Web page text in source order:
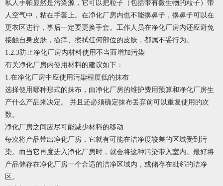
私人手帕显然是污染源，它可以把粒子（包括带有微生物的粒子）带
人空气中，粘在手套上。在净化厂房内也不能擤鼻子，擤鼻子可以在
更衣区进行，事后一定要更换手套。工作人员在净化厂房内还应避免
接触自身皮肤，搔痒、擦拭任何部位的皮肤，都属不妥行为。
1.2.3防止净化厂房内材料使用不当而增加污染
有关净化厂房内使用材料的建议如下：
1.在净化厂房中应使用污染程度低的抹布
选择使用哪种形式的抹布，由净化厂房的维护费用预算和净化厂房生
产什么产品来决定。 并且还必须确定抹布丢弃前可以重复使用的次
数。
净化厂房之间应尽可能减少材料的移动
每次将产品带出净化厂房，它就有可能在洁净度较差的区域受到污
染。而当它再度进入净化厂房时，就会将这种污染带入室内。最好将
产品储存在净化厂房一个合适的洁净区域内，或储存在毗邻的洁净
区。